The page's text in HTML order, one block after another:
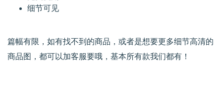
细节可见
篇幅有限，如有找不到的商品，或者是想要更多细节高清的
商品图，都可以加客服要哦，基本所有款我们都有！